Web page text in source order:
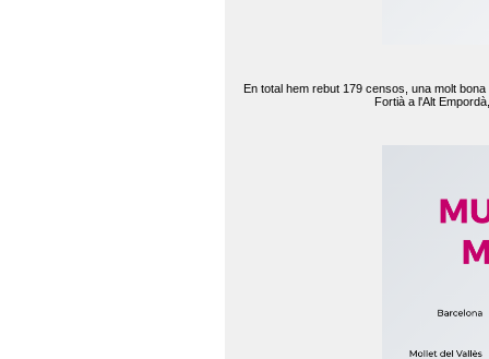
En total hem rebut 179 censos, una molt
Fortià a l'Alt